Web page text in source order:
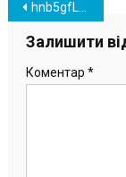
Навігація
записів
hnb5gfLcCo21icuiNkDkM0i4DR3JICtdNMeYpOPp
Залишити
Коментар *